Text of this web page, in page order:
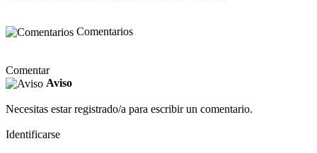
Comentarios
Comentar
Aviso
Necesitas estar registrado/a para escribir un comentario.
Identificarse